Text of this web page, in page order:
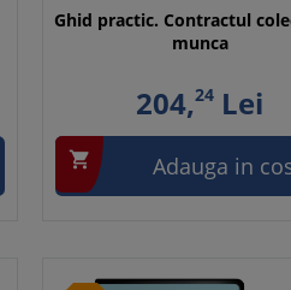
Ghid practic. Contractul
munca
204,24Lei
 Adauga in